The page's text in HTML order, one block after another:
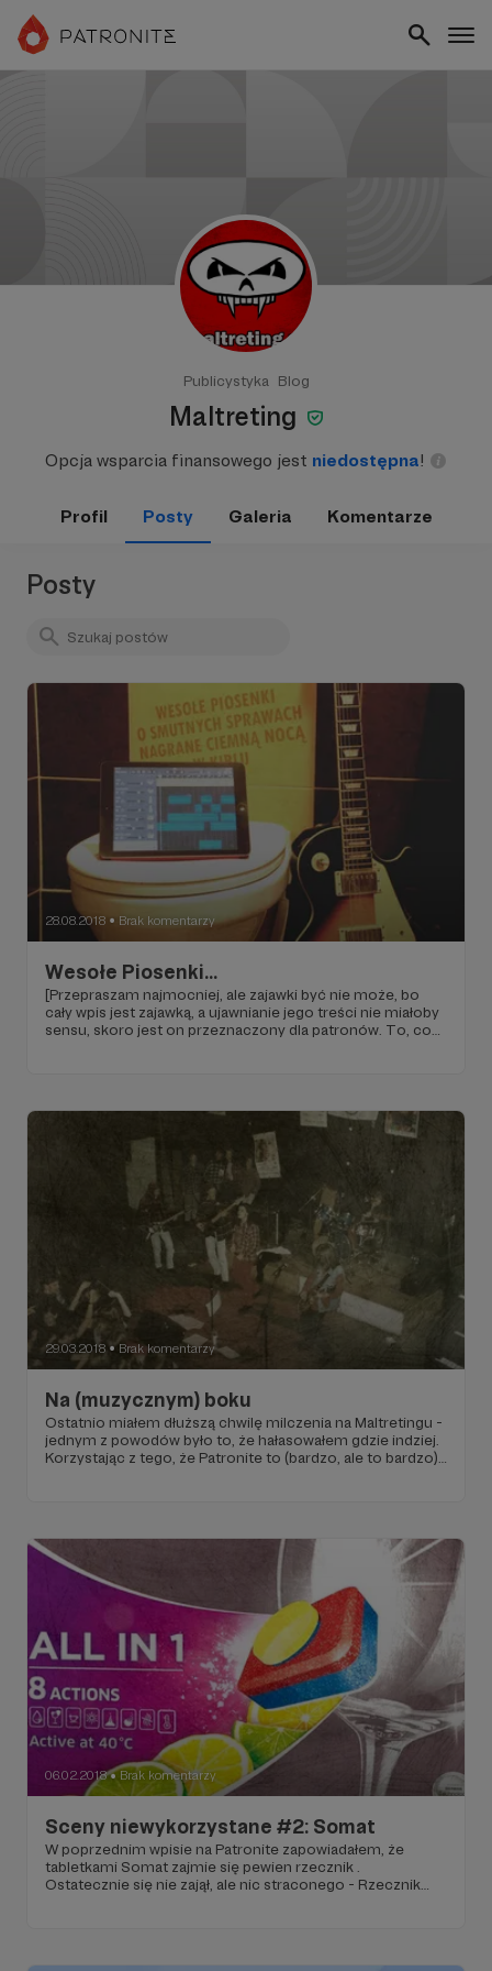
Publicystyka Blog
Maltreting
Opcja wsparcia finansowego jest niedostępna!
Profil Posty Galeria Komentarze
Posty
28.08.2018 ● Brak komentarzy
Wesołe Piosenki...
[Przepraszam najmocniej, ale zajawki być nie może, bo
cały wpis jest zajawką, a ujawnianie jego treści nie miałoby
sensu, skoro jest on przeznaczony dla patronów. To, co
29.03.2018 ● Brak komentarzy
Na (muzycznym) boku
Ostatnio miałem dłuższą chwilę milczenia na Maltretingu -
jednym z powodów było to, że hałasowałem gdzie indziej.
Korzystając z tego, że Patronite to (bardzo, ale to bardzo)
06.02.2018 ● Brak komentarzy
Sceny niewykorzystane #2: Somat
W poprzednim wpisie na Patronite zapowiadałem, że
tabletkami Somat zajmie się pewien rzecznik .
Ostatecznie się nie zajął, ale nic straconego - Rzecznik